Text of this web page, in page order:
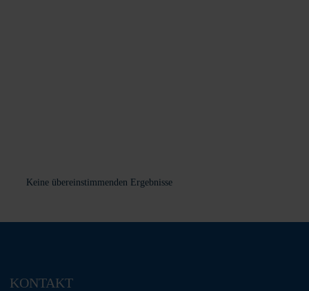
Keine übereinstimmenden Ergebnisse
KONTAKT